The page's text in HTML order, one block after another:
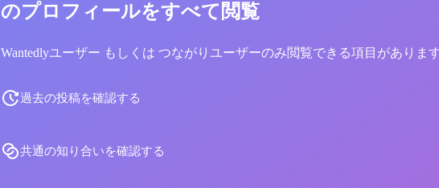
のプロフィールをすべて閲覧
Wantedlyユーザー もしくは つながりユーザーのみ閲覧できる項目がありま
過去の投稿を確認する
共通の知り合いを確認する